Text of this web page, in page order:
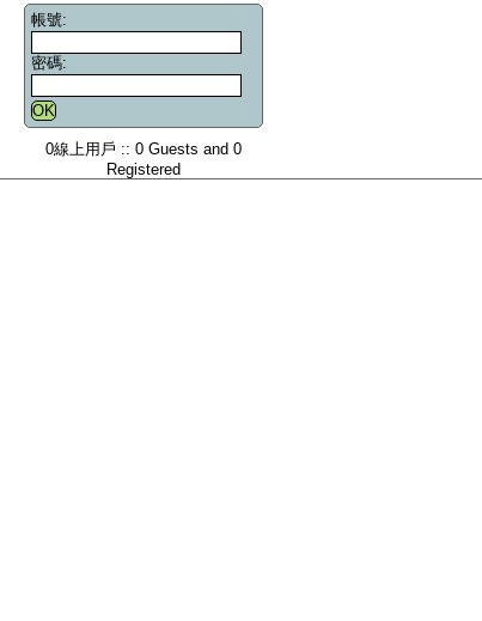
帳號:
密碼:
0線上用戶 :: 0 Guests and 0
Registered